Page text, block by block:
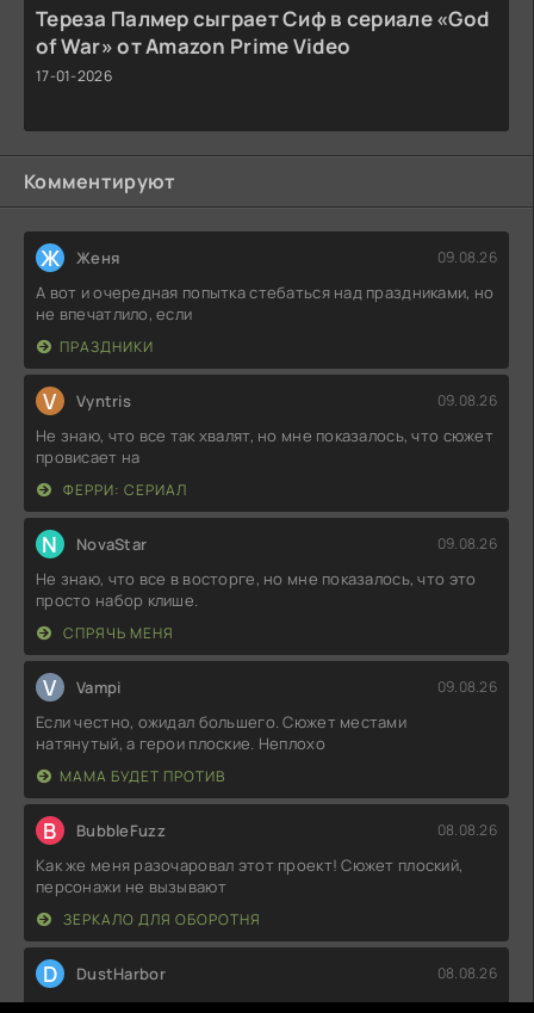
Тереза Палмер сыграет Сиф в сериале «God
of War» от Amazon Prime Video
17-01-2026
Комментируют
Ж Женя 09.08.26
А вот и очередная попытка стебаться над праздниками, но
не впечатлило, если
ПРАЗДНИКИ
V Vyntris 09.08.26
Не знаю, что все так хвалят, но мне показалось, что сюжет
провисает на
ФЕРРИ: СЕРИАЛ
N NovaStar 09.08.26
Не знаю, что все в восторге, но мне показалось, что это
просто набор клише.
СПРЯЧЬ МЕНЯ
V Vampi 09.08.26
Если честно, ожидал большего. Сюжет местами
натянутый, а герои плоские. Неплохо
МАМА БУДЕТ ПРОТИВ
B BubbleFuzz 08.08.26
Как же меня разочаровал этот проект! Сюжет плоский,
персонажи не вызывают
ЗЕРКАЛО ДЛЯ ОБОРОТНЯ
D DustHarbor 08.08.26
Совсем не впечатлило. Сюжет плоский, персонажи